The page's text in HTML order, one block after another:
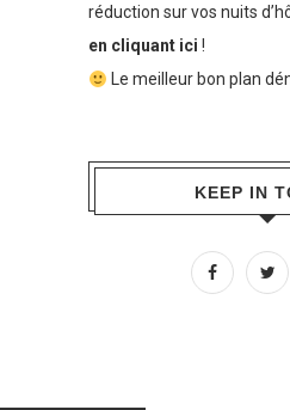
réduction sur vos nuits
en cliquant ici !
Le meilleur bon plan
KEEP IN